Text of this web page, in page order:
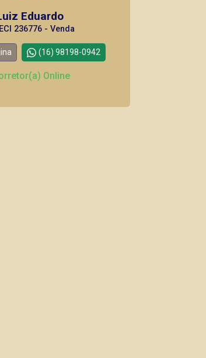
Eduardo
236776 - Venda
(16) 98198-0942
Online